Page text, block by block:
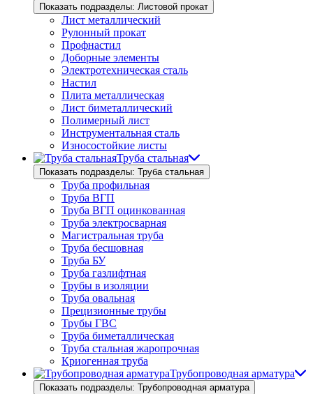
Показать подразделы: Листовой прокат
Лист металлический
Рулонный прокат
Профнастил
Доборные элементы
Электротехническая сталь
Настил
Плита металлическая
Лист биметаллический
Полимерный лист
Инструментальная сталь
Износостойкие листы
Труба стальная
Показать подразделы: Труба стальная
Труба профильная
Труба ВГП
Труба ВГП оцинкованная
Труба электросварная
Магистральная труба
Труба бесшовная
Труба БУ
Труба газлифтная
Трубы в изоляции
Труба овальная
Прецизионные трубы
Трубы ГВС
Труба биметаллическая
Труба стальная жаропрочная
Криогенная труба
Трубопроводная арматура
Показать подразделы: Трубопроводная арматура